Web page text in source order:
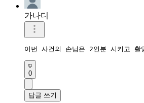
가나디
이번 사건의 손님은 2인분 시키고
0
답글 쓰기